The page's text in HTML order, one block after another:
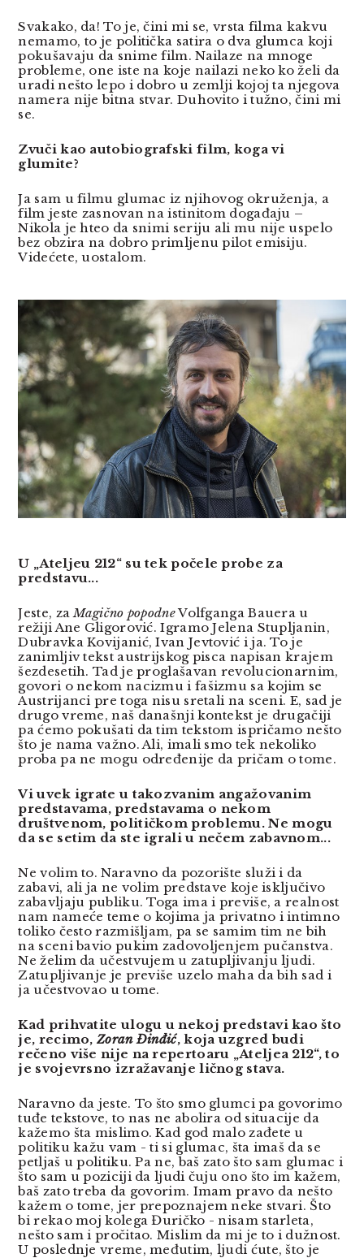
Svakako, da! To je, čini mi se, vrsta filma kakvu
nemamo, to je politička satira o dva glumca koji
pokušavaju da snime film. Nailaze na mnoge
probleme, one iste na koje nailazi neko ko želi da
uradi nešto lepo i dobro u zemlji kojoj ta njegova
namera nije bitna stvar. Duhovito i tužno, čini mi
se.
Zvuči kao autobiografski film, koga vi
glumite?
Ja sam u filmu glumac iz njihovog okruženja, a
film jeste zasnovan na istinitom događaju –
Nikola je hteo da snimi seriju ali mu nije uspelo
bez obzira na dobro primljenu pilot emisiju.
Videćete, uostalom.
U „Ateljeu 212“ su tek počele probe za
predstavu...
Jeste, zaMagično popodneVolfganga Bauera u
režiji Ane Gligorović. Igramo Jelena Stupljanin,
Dubravka Kovijanić, Ivan Jevtović i ja. To je
zanimljiv tekst austrijskog pisca napisan krajem
šezdesetih. Tad je proglašavan revolucionarnim,
govori o nekom nacizmu i fašizmu sa kojim se
Austrijanci pre toga nisu sretali na sceni. E, sad je
drugo vreme, naš današnji kontekst je drugačiji
pa ćemo pokušati da tim tekstom ispričamo nešto
što je nama važno. Ali, imali smo tek nekoliko
proba pa ne mogu određenije da pričam o tome.
Vi uvek igrate u takozvanim angažovanim
predstavama, predstavama o nekom
društvenom, političkom problemu. Ne mogu
da se setim da ste igrali u nečem zabavnom...
Ne volim to. Naravno da pozorište služi i da
zabavi, ali ja ne volim predstave koje isključivo
zabavljaju publiku. Toga ima i previše, a realnost
nam nameće teme o kojima ja privatno i intimno
toliko često razmišljam, pa se samim tim ne bih
na sceni bavio pukim zadovoljenjem pučanstva.
Ne želim da učestvujem u zatupljivanju ljudi.
Zatupljivanje je previše uzelo maha da bih sad i
ja učestvovao u tome.
Kad prihvatite ulogu u nekoj predstavi kao što
je, recimo,Zoran Đinđić, koja uzgred budi
rečeno više nije na repertoaru „Ateljea 212“, to
je svojevrsno izražavanje ličnog stava.
Naravno da jeste. To što smo glumci pa govorimo
tuđe tekstove, to nas ne abolira od situacije da
kažemo šta mislimo. Kad god malo zađete u
politiku kažu vam - ti si glumac, šta imaš da se
petljaš u politiku. Pa ne, baš zato što sam glumac i
što sam u poziciji da ljudi čuju ono što im kažem,
baš zato treba da govorim. Imam pravo da nešto
kažem o tome, jer prepoznajem neke stvari. Što
bi rekao moj kolega Đuričko - nisam starleta,
nešto sam i pročitao. Mislim da mi je to i dužnost.
U poslednje vreme, međutim, ljudi ćute, što je